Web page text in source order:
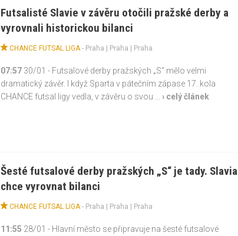
Futsalisté Slavie v závěru otočili pražské derby a
vyrovnali historickou bilanci
CHANCE FUTSAL LIGA - Praha | Praha | Praha
07:5730/01 - Futsalové derby pražských „S“ mělo velmi
dramatický závěr. I když Sparta v pátečním zápase 17. kola
CHANCE futsal ligy vedla, v závěru o svou ... › celý článek
Šesté futsalové derby pražských „S“ je tady. Slavia
chce vyrovnat bilanci
CHANCE FUTSAL LIGA - Praha | Praha | Praha
11:55 28/01 - Hlavní město se připravuje na šesté futsalové